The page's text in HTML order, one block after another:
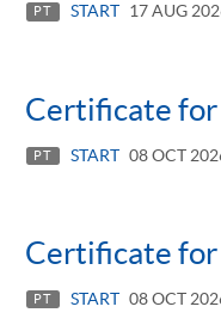
PT START 17 AUG
Certificate for
PT START 08 OCT
Certificate for
PT START 08 OCT